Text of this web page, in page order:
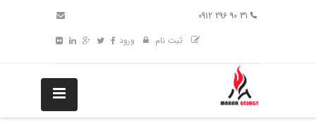
ثبت نام
ورود